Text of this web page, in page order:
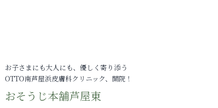
お子さまにも大人にも、優しく寄り添う
OTTO南芦屋浜皮膚科クリニック、開院！
おそうじ本舗芦屋東